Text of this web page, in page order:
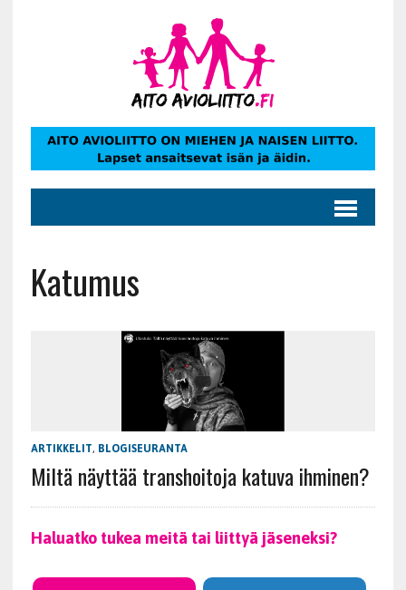
Katumus
ARTIKKELIT, BLOGISEURANTA
Miltä näyttää transhoitoja katuva ihminen?
Haluatko tukea meitä tai liittyä jäseneksi?